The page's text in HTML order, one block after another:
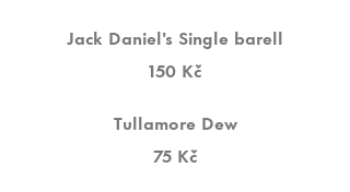
Jack Daniel's Single barell
150 Kč
Tullamore Dew
75 Kč